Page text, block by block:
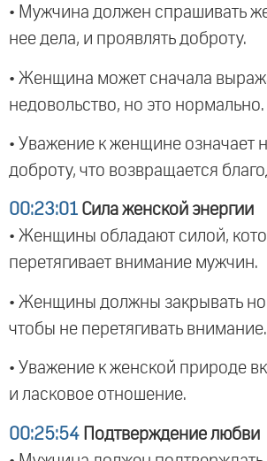
• Мужчина должен спрашивать
нее дела, и проявлять доброту.
• Женщина может сначала
недовольство, но это нормально.
• Уважение к женщине означает
доброту, что возвращается
00:23:01 Сила женской энергии
• Женщины обладают силой,
перетягивает внимание мужчин.
• Женщины должны закрывать
чтобы не перетягивать внимание.
• Уважение к женской природе
и ласковое отношение.
00:25:54 Подтверждение любви